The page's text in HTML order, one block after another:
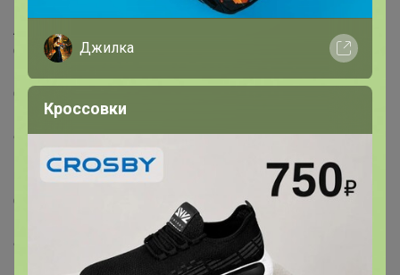
Артикул поставщика: 54153
Страна: Китай
В боксе: 3 шт
Состав: ПВХ
Материалы: ПВХ
Фасовка: по 1 шт
Индивидуальная упаковка: Цветная коробка
Габариты товара: 213 см × 207 см × 69 см
Сертификат: Не подлежит сертификации
Форма: Пятиугольная
Вид бассейна: Надувной
Джилка
Кроссовки